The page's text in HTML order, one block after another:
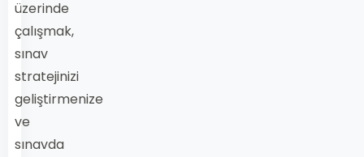
üzerinde
çalışmak,
sınav
stratejinizi
geliştirmenize
ve
sınavda